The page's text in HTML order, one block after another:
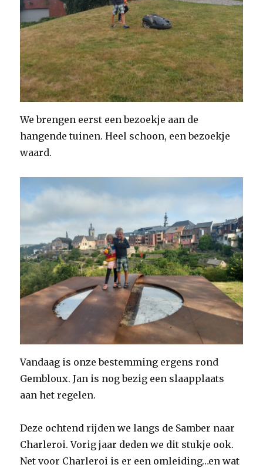
We brengen eerst een bezoekje aan de
hangende tuinen. Heel schoon, een bezoekje
waard.
Vandaag is onze bestemming ergens rond
Gembloux. Jan is nog bezig een slaapplaats
aan het regelen.
Deze ochtend rijden we langs de Samber naar
Charleroi. Vorig jaar deden we dit stukje ook.
Net voor Charleroi is er een omleiding…en wat